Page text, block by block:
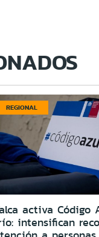
REGIONAL
activa Código
intensifican